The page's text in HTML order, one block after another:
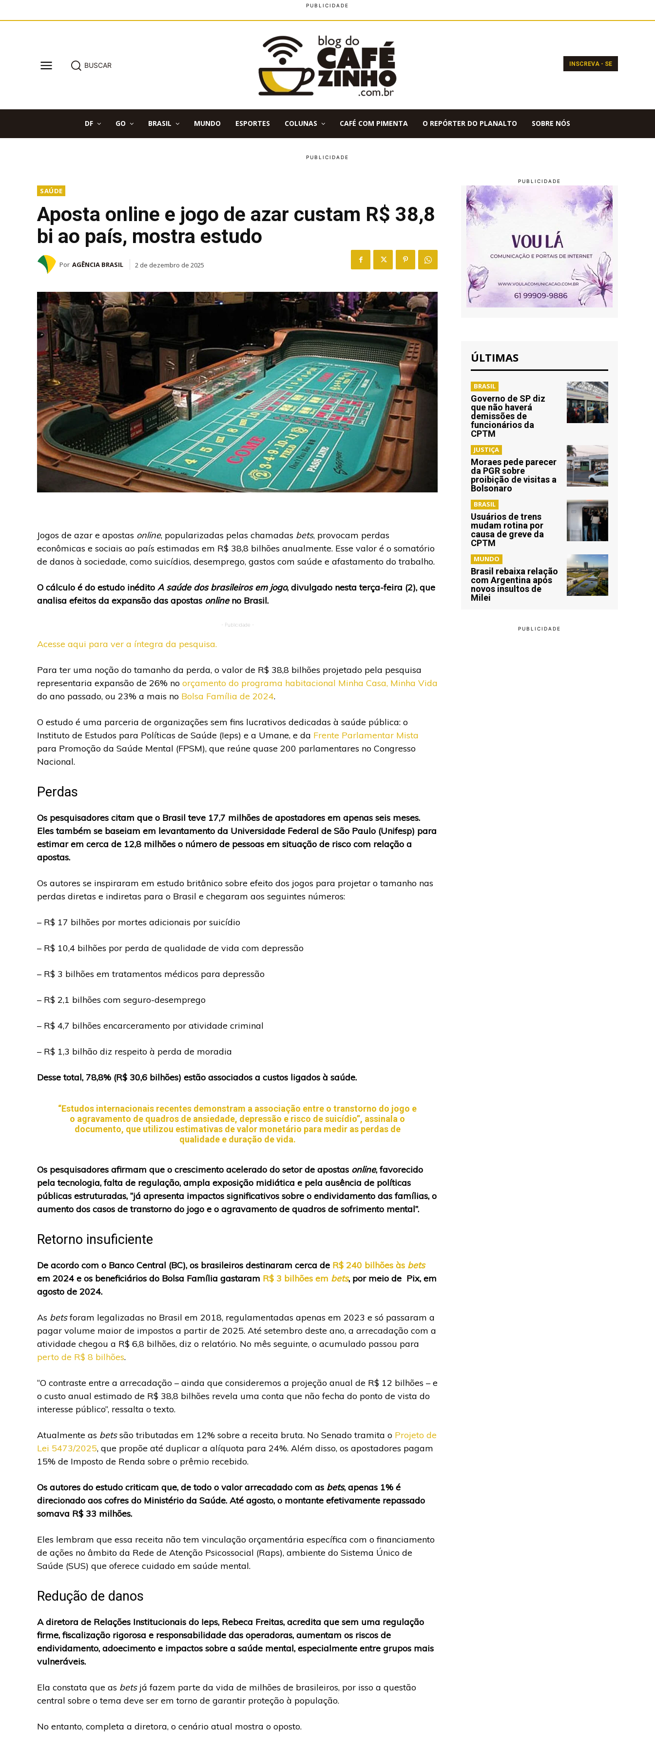
BUSCAR INSCREVA - SE
DF GO BRASIL MUNDO ESPORTES COLUNAS CAFÉ COM PIMENTA O REPÓRTER DO PLANALTO SOBRE NÓS
SAÚDE
Aposta online e jogo de azar custam R$ 38,8
bi ao país, mostra estudo
Por AGÊNCIA BRASIL 2 de dezembro de 2025
Jogos de azar e apostas online, popularizadas pelas chamadas bets, provocam perdas
econômicas e sociais ao país estimadas em R$ 38,8 bilhões anualmente. Esse valor é o somatório
de danos à sociedade, como suicídios, desemprego, gastos com saúde e afastamento do trabalho.
O cálculo é do estudo inédito A saúde dos brasileiros em jogo, divulgado nesta terça-feira (2), que
analisa efeitos da expansão das apostas onlineno Brasil.
- Publicidade -
Acesse aqui para ver a íntegra da pesquisa.
Para ter uma noção do tamanho da perda, o valor de R$ 38,8 bilhões projetado pela pesquisa
representaria expansão de 26% no orçamento do programa habitacional Minha Casa, Minha Vida
do ano passado, ou 23% a mais no Bolsa Família de 2024.
O estudo é uma parceria de organizações sem fins lucrativos dedicadas à saúde pública: o
Instituto de Estudos para Políticas de Saúde (Ieps) e a Umane, e da Frente Parlamentar Mista
para Promoção da Saúde Mental (FPSM), que reúne quase 200 parlamentares no Congresso
Nacional.
Perdas
Os pesquisadores citam que o Brasil teve 17,7 milhões de apostadores em apenas seis meses.
Eles também se baseiam em levantamento da Universidade Federal de São Paulo (Unifesp) para
estimar em cerca de 12,8 milhões o número de pessoas em situação de risco com relação a
apostas.
Os autores se inspiraram em estudo britânico sobre efeito dos jogos para projetar o tamanho nas
perdas diretas e indiretas para o Brasil e chegaram aos seguintes números:
– R$ 17 bilhões por mortes adicionais por suicídio
– R$ 10,4 bilhões por perda de qualidade de vida com depressão
– R$ 3 bilhões em tratamentos médicos para depressão
– R$ 2,1 bilhões com seguro-desemprego
– R$ 4,7 bilhões encarceramento por atividade criminal
– R$ 1,3 bilhão diz respeito à perda de moradia
Desse total, 78,8% (R$ 30,6 bilhões) estão associados a custos ligados à saúde.
“Estudos internacionais recentes demonstram a associação entre o transtorno do jogo e
o agravamento de quadros de ansiedade, depressão e risco de suicídio”, assinala o
documento, que utilizou estimativas de valor monetário para medir as perdas de
qualidade e duração de vida.
Os pesquisadores afirmam que o crescimento acelerado do setor de apostas online, favorecido
pela tecnologia, falta de regulação, ampla exposição midiática e pela ausência de políticas
públicas estruturadas, “já apresenta impactos significativos sobre o endividamento das famílias, o
aumento dos casos de transtorno do jogo e o agravamento de quadros de sofrimento mental”.
Retorno insuficiente
De acordo com o Banco Central (BC), os brasileiros destinaram cerca de R$ 240 bilhões às bets
em 2024 e os beneficiários do Bolsa Família gastaram R$ 3 bilhões em bets, por meio de Pix, em
agosto de 2024.
As betsforam legalizadas no Brasil em 2018, regulamentadas apenas em 2023 e só passaram a
pagar volume maior de impostos a partir de 2025. Até setembro deste ano, a arrecadação com a
atividade chegou a R$ 6,8 bilhões, diz o relatório. No mês seguinte, o acumulado passou para
perto de R$ 8 bilhões.
“O contraste entre a arrecadação – ainda que consideremos a projeção anual de R$ 12 bilhões – e
o custo anual estimado de R$ 38,8 bilhões revela uma conta que não fecha do ponto de vista do
interesse público”, ressalta o texto.
Atualmente as betssão tributadas em 12% sobre a receita bruta. No Senado tramita o Projeto de
Lei 5473/2025, que propõe até duplicar a alíquota para 24%. Além disso, os apostadores pagam
15% de Imposto de Renda sobre o prêmio recebido.
Os autores do estudo criticam que, de todo o valor arrecadado com as bets, apenas 1% é
direcionado aos cofres do Ministério da Saúde. Até agosto, o montante efetivamente repassado
somava R$ 33 milhões.
Eles lembram que essa receita não tem vinculação orçamentária específica com o financiamento
de ações no âmbito da Rede de Atenção Psicossocial (Raps), ambiente do Sistema Único de
Saúde (SUS) que oferece cuidado em saúde mental.
Redução de danos
A diretora de Relações Institucionais do Ieps, Rebeca Freitas, acredita que sem uma regulação
firme, fiscalização rigorosa e responsabilidade das operadoras, aumentam os riscos de
endividamento, adoecimento e impactos sobre a saúde mental, especialmente entre grupos mais
vulneráveis.
Ela constata que as betsjá fazem parte da vida de milhões de brasileiros, por isso a questão
central sobre o tema deve ser em torno de garantir proteção à população.
No entanto, completa a diretora, o cenário atual mostra o oposto.
ÚLTIMAS
BRASIL
Governo de SP diz
que não haverá
demissões de
funcionários da
CPTM
JUSTIÇA
Moraes pede parecer
da PGR sobre
proibição de visitas a
Bolsonaro
BRASIL
Usuários de trens
mudam rotina por
causa de greve da
CPTM
MUNDO
Brasil rebaixa relação
com Argentina após
novos insultos de
Milei